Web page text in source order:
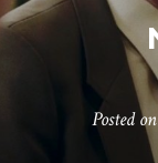
Posted on